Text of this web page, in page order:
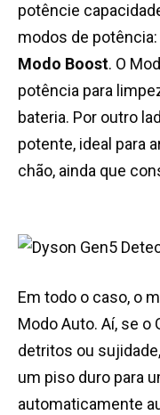
potêncie
modos de potência:
Modo Boost. O
potência para
bateria. Por outro
potente, ideal para
chão, ainda que
Em todo o caso, o
Modo Auto. Aí, se
detritos ou
um piso duro para
automaticamente